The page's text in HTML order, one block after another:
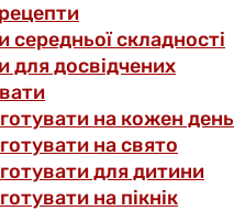
середньої складності
для досвідчених
на кожен день
на свято
для дитини
на пікнік